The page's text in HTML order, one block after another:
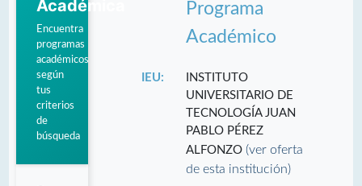
Académica
Encuentra
programas
académicos
según
tus
criterios
de
búsqueda
Programa
Académico
IEU:
INSTITUTO
UNIVERSITARIO DE
TECNOLOGÍA JUAN
PABLO PÉREZ
ALFONZO(ver oferta
de esta institución)